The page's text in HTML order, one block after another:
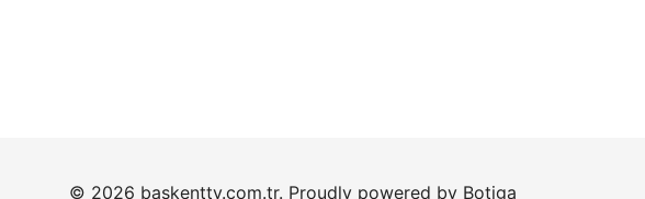
© 2026 baskenttv.com.tr. Proudly powered by Botiga